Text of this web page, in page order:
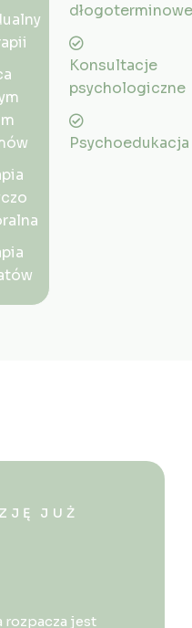
dłogoterminowe
Konsultacje
psychologiczne
Psychoedukacja
JUŻ
rozpacza jest